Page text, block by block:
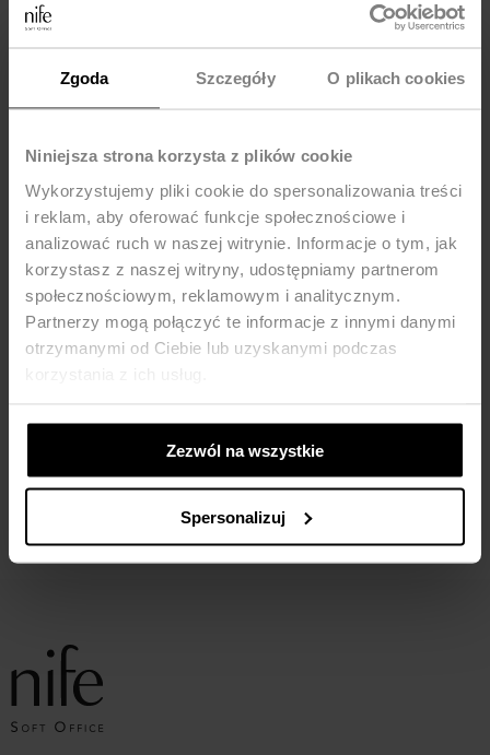
Zgoda Szczegóły O plikach cookies
Niniejsza strona korzysta z plików cookie
Wykorzystujemy pliki cookie do spersonalizowania treści
i reklam, aby oferować funkcje społecznościowe i
analizować ruch w naszej witrynie. Informacje o tym, jak
korzystasz z naszej witryny, udostępniamy partnerom
społecznościowym, reklamowym i analitycznym.
Partnerzy mogą połączyć te informacje z innymi danymi
otrzymanymi od Ciebie lub uzyskanymi podczas
Zezwól na wszystkie
Spersonalizuj
MOŻE CI SIĘ SPODOBAĆ
Beżowy kombinezon bez
Dopasowana niebieska sukienka
z długim rękawem